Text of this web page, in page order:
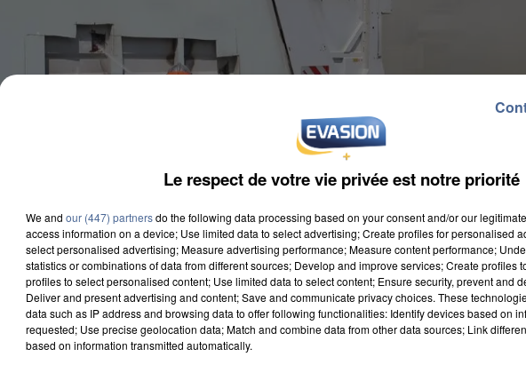
Le respect de votre vie privée est notre priorité
We and our (447) partnersdo the following data processing based on your consent and/or our
access information on a device; Use limited data to select advertising; Create profiles for personalised
select personalised advertising; Measure advertising performance; Measure content performance;
statistics or combinations of data from different sources; Develop and improve services; Create profiles
profiles to select personalised content; Use limited data to select content; Ensure security, prevent and
Deliver and present advertising and content; Save and communicate privacy choices. These
data such as IP address and browsing data to offer following functionalities: Identify devices based on
requested; Use precise geolocation data; Match and combine data from other data sources; Link
based on information transmitted automatically.